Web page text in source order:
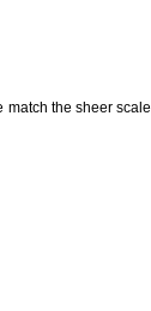
match the sheer scale